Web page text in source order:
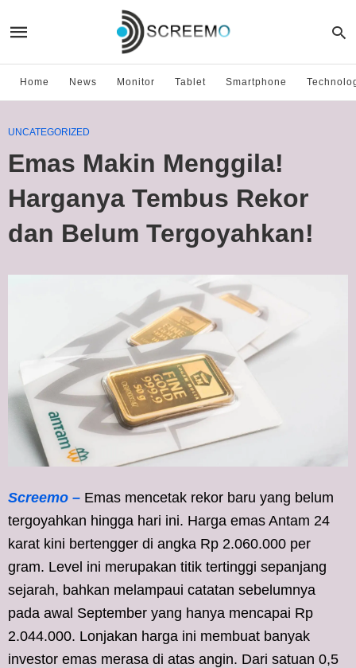
Home News Monitor Tablet Smartphone
UNCATEGORIZED
Emas Makin Menggila!
Harganya Tembus Rekor
dan Belum Tergoyahkan!
Screemo – Emas mencetak rekor baru yang belum
tergoyahkan hingga hari ini. Harga emas Antam 24
karat kini bertengger di angka Rp 2.060.000 per
gram. Level ini merupakan titik tertinggi sepanjang
sejarah, bahkan melampaui catatan sebelumnya
pada awal September yang hanya mencapai Rp
2.044.000. Lonjakan harga ini membuat banyak
investor emas merasa di atas angin. Dari satuan 0,5